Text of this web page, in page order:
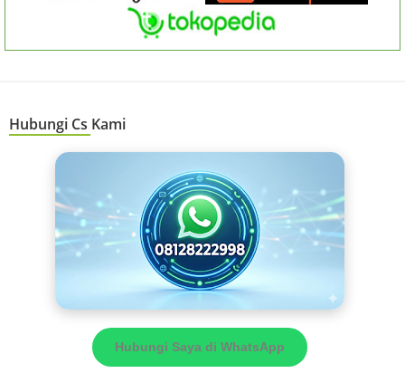
Hubungi Cs Kami
Hubungi Saya di WhatsApp